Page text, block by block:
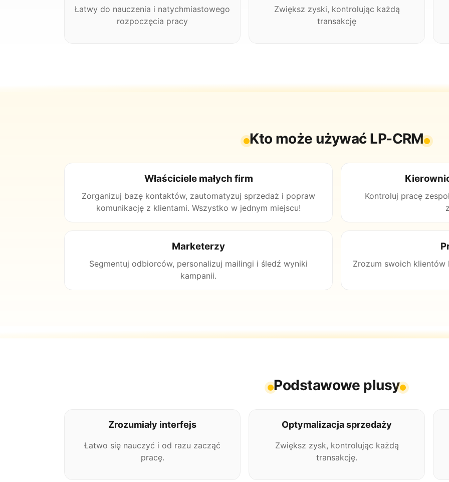
Łatwy do nauczenia i natychmiastowego
rozpoczęcia pracy
Zwiększ zyski, kontrolując każdą
transakcję
Kto może używać LP-CRM
Właściciele małych firm
Zorganizuj bazę kontaktów, zautomatyzuj sprzedaż i popraw
komunikację z klientami. Wszystko w jednym miejscu!
Kontroluj pracę
Marketerzy
Segmentuj odbiorców, personalizuj mailingi i śledź wyniki
kampanii.
Zrozum swoich klientów
Podstawowe plusy
Zrozumiały interfejs
Łatwo się nauczyć i od razu zacząć
pracę.
Optymalizacja sprzedaży
Zwiększ zysk, kontrolując każdą
transakcję.